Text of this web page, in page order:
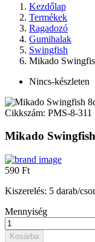
Kezdőlap
Termékek
Ragadozó
Gumihalak
Swingfish
Mikado
Nincs-készleten
Cikkszám: PMS-8-311
Mikado
590 Ft
Kiszerelés: 5 darab/
Mennyiség
Kosárba